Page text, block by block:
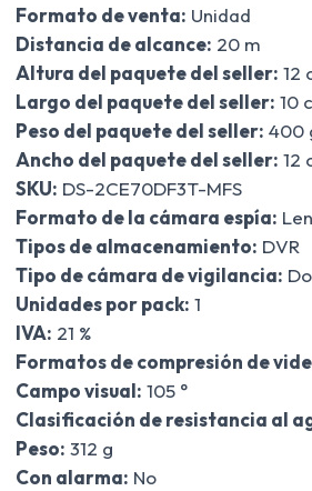
Formato de venta: Unidad
Distancia de alcance: 20 m
Altura del paquete del seller: 12
Largo del paquete del seller: 10
Peso del paquete del seller: 400
Ancho del paquete del seller: 12
SKU: DS-2CE70DF3T-MFS
Formato de la cámara espía:
Tipos de almacenamiento: DVR
Tipo de cámara de vigilancia:
Unidades por pack: 1
IVA: 21 %
Formatos de compresión de
Campo visual: 105 °
Clasificación de resistancia al
Peso: 312 g
Con alarma: No